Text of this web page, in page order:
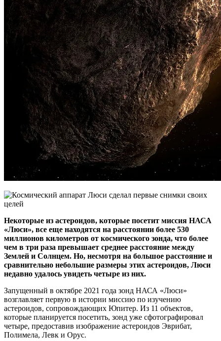
Некоторые из астероидов, которые посетит миссия НАСА
«Люси», все еще находятся на расстоянии более 530
миллионов километров от космического зонда, что более
чем в три раза превышает среднее расстояние между
Землей и Солнцем. Но, несмотря на большое расстояние и
сравнительно небольшие размеры этих астероидов, Люси
недавно удалось увидеть четыре из них.
Запущенный в октябре 2021 года зонд НАСА «Люси»
возглавляет первую в истории миссию по изучению
астероидов, сопровождающих Юпитер. Из 11 объектов,
которые планируется посетить, зонд уже сфотографировал
четыре, предоставив изображение астероидов Эврибат,
Полимела, Левк и Орус.